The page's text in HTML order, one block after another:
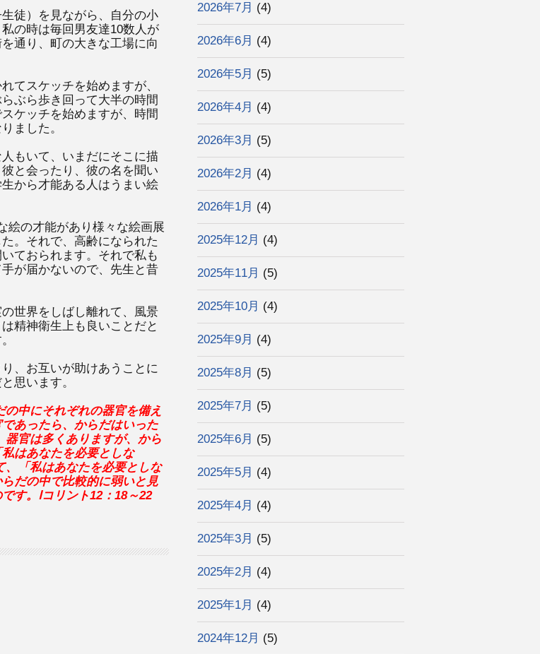
徒）を見ながら、自分の小
の時は毎回男友達10数人が
通り、町の大きな工場に向
てスケッチを始めますが、
ぶら歩き回って大半の時間
ケッチを始めますが、時間
ました。
もいて、いまだにそこに描
と会ったり、彼の名を聞い
から才能ある人はうまい絵
絵の才能があり様々な絵画展
。それで、高齢になられた
ておられます。それで私も
が届かないので、先生と昔
世界をしばし離れて、風景
精神衛生上も良いことだと
、お互いが助けあうことに
思います。
中にそれぞれの器官を備え
あったら、からだはいった
器官は多くありますが、から
はあなたを必要としな
、「私はあなたを必要としな
だの中で比較的に弱いと見
す。Ⅰコリント12： 18～22
2026年7月 (4)
2026年6月 (4)
2026年5月 (5)
2026年4月 (4)
2026年3月 (5)
2026年2月 (4)
2026年1月 (4)
2025年12月 (4)
2025年11月 (5)
2025年10月 (4)
2025年9月 (4)
2025年8月 (5)
2025年7月 (5)
2025年6月 (5)
2025年5月 (4)
2025年4月 (4)
2025年3月 (5)
2025年2月 (4)
2025年1月 (4)
2024年12月 (5)